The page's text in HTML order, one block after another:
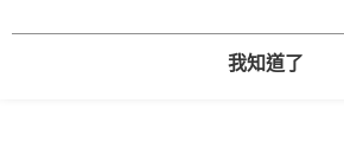
我知道了